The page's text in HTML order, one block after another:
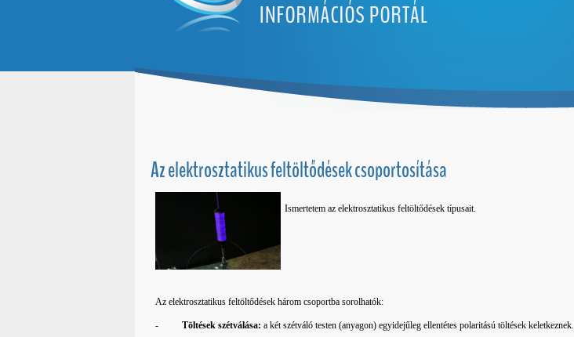
Az elektrosztatikus feltöltődések csoportosítása
Ismertetem az elektrosztatikus feltöltődések típusait.
Az elektrosztatikus feltöltődések három csoportba sorolhatók:
-Töltések szétválása: a két szétváló testen (anyagon) egyidejűleg ellentétes polaritású töltések keletkeznek.